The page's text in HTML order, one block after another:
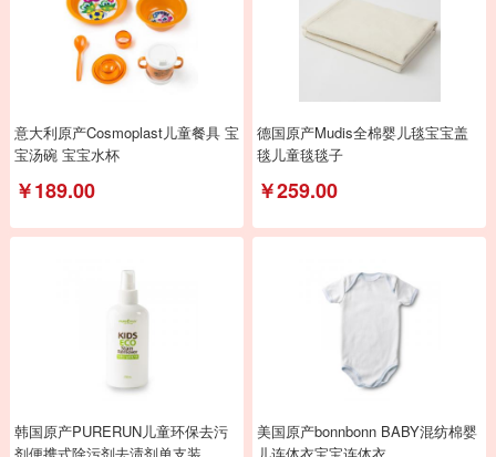
意大利原产Cosmoplast儿童餐具 宝
宝汤碗 宝宝水杯
￥189.00
德国原产Mudis全棉婴儿毯宝宝盖
毯儿童毯毯子
￥259.00
韩国原产PURERUN儿童环保去污
美国原产bonnbonn BABY混纺棉婴